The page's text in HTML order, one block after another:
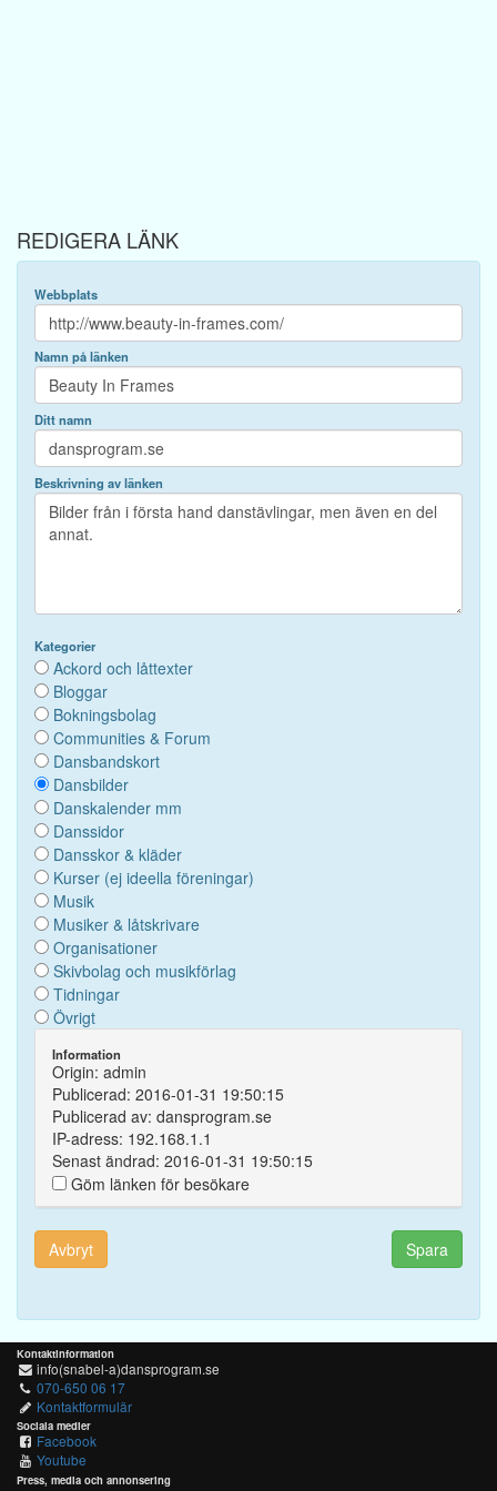
REDIGERA LÄNK
Webbplats
Namn på länken
Ditt namn
Beskrivning av länken
Kategorier
Ackord och låttexter
Bloggar
Bokningsbolag
Communities & Forum
Dansbandskort
Dansbilder
Danskalender mm
Danssidor
Dansskor & kläder
Kurser (ej ideella föreningar)
Musik
Musiker & låtskrivare
Organisationer
Skivbolag och musikförlag
Tidningar
Övrigt
Information
Origin: admin
Publicerad: 2016-01-31 19:50:15
Publicerad av: dansprogram.se
IP-adress: 192.168.1.1
Senast ändrad: 2016-01-31 19:50:15
Göm länken för besökare
Spara
Avbryt
Kontaktinformation
info(snabel-a)dansprogram.se
070-650 06 17
Kontaktformulär
Sociala medier
Facebook
Youtube
Press, media och annonsering